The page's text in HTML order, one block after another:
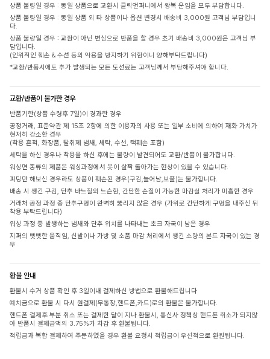
상품 불량일 경우 : 동일 상품으로 교환시 클릭앤퍼니에서 왕복 운임을 모두 부담합니다.
상품 불량일 경우 : 동일 상품 외 타 상품이나 옵션 변경시 배송비 3,000원 고객님 부담입니
다.
상품 불량일 경우 : 교환이 아닌 변심으로 반품을 할 경우 초기 배송비 3,000원은 고객님 부
담입니다.
(인위적인 훼손 & 수선 등의 악용을 방지하기 위함이니 양해부탁드립니다)
*교환/반품시에도 추가 발생되는 모든 도선료는 고객님께서 부담해주셔야 합니다.
교환/반품이 불가한 경우
반품기한(상품 수령후 7일)이 경과한 경우
공정거래, 표준약관 제 15조 2항에 의한 이용자의 사용 또는 일부 소비에 의하여 재화 가치가
현저히 감소한 경우
(착용 흔적, 화장품, 탈취제 냄새, 세탁, 수선, 택훼손 포함)
세탁을 하신 경우나 착용을 하신 후에는 불량이 발견되어도 교환/반품이 불가합니다.
워싱면 종류의 제품은 워싱과정에서 옷이 살짝 돌아가는 현상이 있을 수 있습니다.
피팅만 해보신 경우라도 상품이 훼손된 경우(구김,늘어남,보풀)는 불가합니다.
배송 시 생긴 구김, 단추 바느질의 느슨함, 간단한 손질이 가능한 마감실 처리가 미흡한 경우
거래처 공정 과정 중 단추구멍이 완벽히 뚫리지 않은 경우 (가위로 간단하게 구멍을 내주신 뒤
착용 부탁드립니다)
워싱 과정 중 발생하는 냄새와 단추 위치를 나타내는 초크 자국이 남은 경우
지퍼의 뻣뻣한 움직임, 신발이나 가방 및 소품 마감 처리에서 생긴 소량의 본드 자국이 있는 경
우
환불 안내
환불시 수거 상품 확인 후 3일이내 결제하신 방법으로 환불해드립니다
예치금으로 환불 시 다시 원결제(무통장,핸드폰,카드)로의 환불은 불가합니다.
핸드폰 결제후 부분 취소 또는 결제한 달이 지나 환불시, 통신사 정책상 핸드폰 취소가 되지않
아 반품시 결제금액의 3.75%가 차감 후 환불됩니다.
적립금과 복합 결제하여 주문하였을 경우 환불 요청시 적립금이 우선적으로 환원됩니다.